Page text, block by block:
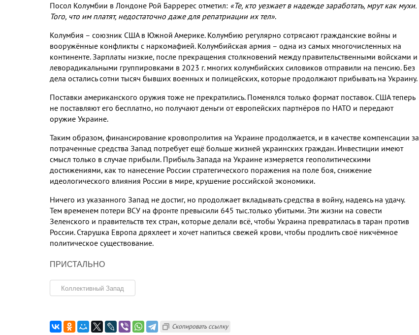
Посол Колумбии в Лондоне Рой Барререс отметил: «Те, кто уезжает в надежде заработать, мрут как мухи.
Того, что им платят, недостаточно даже для репатриации их тел».
Колумбия – союзник США в Южной Америке. Колумбию регулярно сотрясают гражданские войны и
вооружённые конфликты с наркомафией. Колумбийская армия – одна из самых многочисленных на
континенте. Зарплаты низкие, после прекращения столкновений между правительственными войсками и
леворадикальными группировками в 2023 г. многих колумбийских силовиков отправили на пенсию. Без
дела остались сотни тысяч бывших военных и полицейских, которые продолжают прибывать на Украину.
Поставки американского оружия тоже не прекратились. Поменялся только формат поставок. США теперь
не поставляют его бесплатно, но получают деньги от европейских партнёров по НАТО и передают
оружие Украине.
Таким образом, финансирование кровопролития на Украине продолжается, и в качестве компенсации за
потраченные средства Запад потребует ещё больше жизней украинских граждан. Инвестиции имеют
смысл только в случае прибыли. Прибыль Запада на Украине измеряется геополитическими
достижениями, как то нанесение России стратегического поражения на поле боя, снижение
идеологического влияния России в мире, крушение российской экономики.
Ничего из указанного Запад не достиг, но продолжает вкладывать средства в войну, надеясь на удачу.
Тем временем потери ВСУ на фронте превысили 645 тыс.только убитыми. Эти жизни на совести
Зеленского и правительств тех стран, которые делали всё, чтобы Украина превратилась в таран против
России. Старушка Европа дряхлеет и хочет напиться свежей крови, чтобы продлить своё никчёмное
политическое существование.
ПРИСТАЛЬНО
Коллективный Запад
Скопировать ссылку